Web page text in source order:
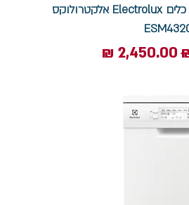
מדיח כלים צר 10 מערכות כלים Electrolux אלקטרולוקס
מחיר מבצע